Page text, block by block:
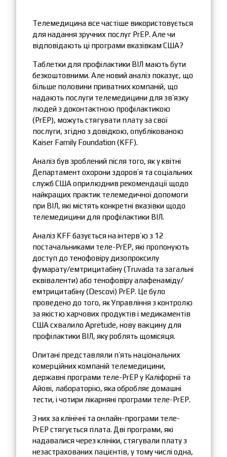
Телемедицина все частіше використовується
для надання зручних послуг PrEP. Але чи
відповідають ці програми вказівкам США?
Таблетки для профілактики ВІЛ мають бути
безкоштовними. Але новий аналіз показує, що
більше половини приватних компаній, що
надають послуги телемедицини для зв’язку
людей з доконтактною профілактикою
(PrEP), можуть стягувати плату за свої
послуги, згідно з довідкою, опублікованою
Kaiser Family Foundation (KFF).
Аналіз був зроблений після того, як у квітні
Департамент охорони здоров’я та соціальних
служб США оприлюднив рекомендації щодо
найкращих практик телемедичної допомоги
при ВІЛ, які містять конкретні вказівки щодо
телемедицини для профілактики ВІЛ.
Аналіз KFF базується на інтерв’ю з 12
постачальниками теле-PrEP, які пропонують
доступ до тенофовіру дизопроксилу
фумарату/емтрицитабіну (Truvada та загальні
еквіваленти) або тенофовіру алафенаміду/
емтрицитабіну (Descovi) PrEP. Це було
проведено до того, як Управління з контролю
за якістю харчових продуктів і медикаментів
США схвалило Apretude, нову вакцину для
профілактики ВІЛ, яку роблять щомісяця.
Опитані представляли п’ять національних
комерційних компаній телемедицини,
державні програми теле-PrEP у Каліфорнії та
Айові, лабораторію, яка обробляє домашні
тести, і чотири лікарняні програми теле-PrEP.
З них за клінічні та онлайн-програми теле-
PrEP стягується плата. Дві програми, які
надавалися через клініки, стягували плату з
незастрахованих пацієнтів, у тому числі одна,